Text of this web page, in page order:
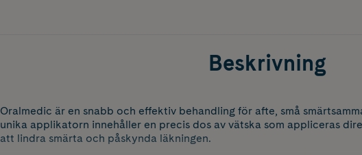
Beskrivning
Oralmedic är en snabb och effektiv behandling för afte, små
unika applikatorn innehåller en precis dos av vätska som appliceras
att lindra smärta och påskynda läkningen.